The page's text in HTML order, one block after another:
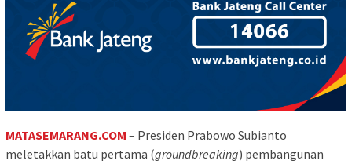
MATASEMARANG.COM – Presiden Prabowo Subianto
meletakkan batu pertama (groundbreaking) pembangunan